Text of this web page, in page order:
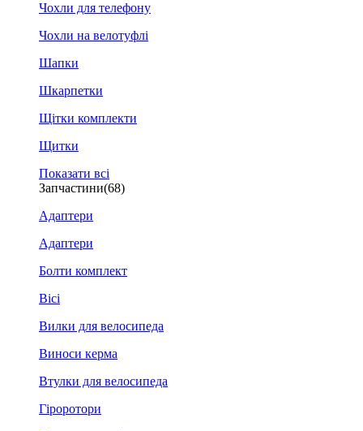
Чохли для телефону
Чохли на велотуфлі
Шапки
Шкарпетки
Щітки комплекти
Щитки
Показати всі
Запчастини(68)
Адаптери
Адаптери
Болти комплект
Вісі
Вилки для велосипеда
Виноси керма
Втулки для велосипеда
Гіроротори